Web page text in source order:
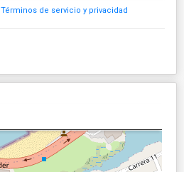
Términos de servicio y privacidad